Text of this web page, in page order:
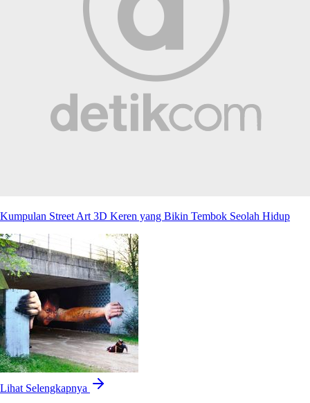
Kumpulan Street Art 3D Keren yang Bikin Tembok Seolah Hidup
Lihat Selengkapnya